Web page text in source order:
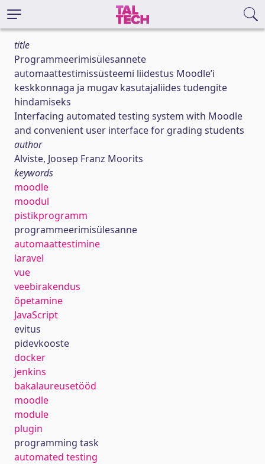
title
Programmeerimisülesannete
automaattestimissüsteemi liidestus Moodle’i
keskkonnaga ja mugav kasutajaliides tudengite
hindamiseks
Interfacing automated testing system with Moodle
and convenient user interface for grading students
author
Alviste, Joosep Franz Moorits
keywords
moodle
moodul
pistikprogramm
programmeerimisülesanne
automaattestimine
laravel
vue
veebirakendus
õpetamine
JavaScript
evitus
pidevkooste
docker
jenkins
bakalaureusetööd
moodle
module
plugin
programming task
automated testing